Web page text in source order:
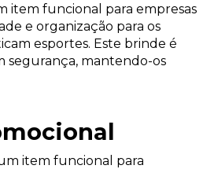
item funcional para empresas
e organização para os
esportes. Este brinde é
segurança, mantendo-os
item funcional para